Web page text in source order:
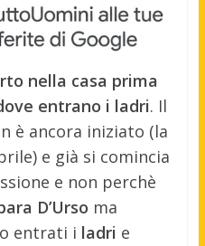
nella casa prima
entrano i ladri. Il
è ancora iniziato (la
e già si comincia
e non perchè
D’Urso ma
entrati i ladri e